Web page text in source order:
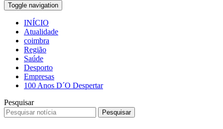
Toggle navigation
INÍCIO
Atualidade
coimbra
Região
Saúde
Desporto
Empresas
100 Anos D´O Despertar
Pesquisar
Pesquisar